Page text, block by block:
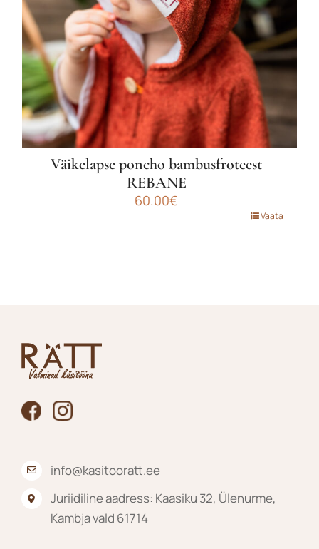
Väikelapse poncho bambusfroteest
REBANE
60.00€
teha
tootelehel.
Vaata
info@kasitooratt.ee
Juriidiline aadress: Kaasiku 32, Ülenurme,
Kambja vald 61714